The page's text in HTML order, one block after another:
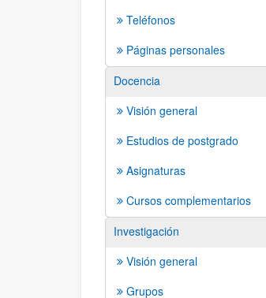
Teléfonos
Páginas personales
Docencia
Visión general
Estudios de postgrado
Asignaturas
Cursos complementarios
Investigación
Visión general
Grupos